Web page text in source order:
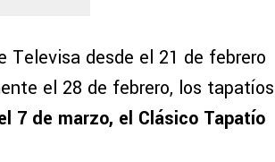
Televisa desde el 21 de febrero
el 28 de febrero, los tapatíos
7 de marzo, el Clásico Tapatío